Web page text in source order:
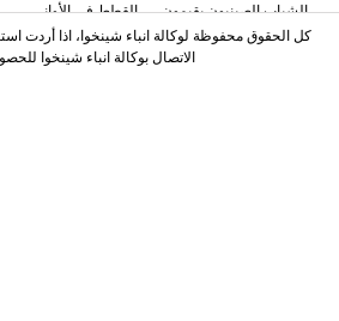
القطط في الأواني
الزجاجية
الشباب الصينيون يقيمون
حفل الزفاف وفقا لطريقة
"أسرة هان"
كل الحقوق محفوظة لوكالة انباء شينخوا، اذا أردت
الاتصال بوكالة انباء شينخوا